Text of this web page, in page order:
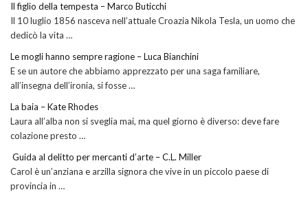
Il figlio della tempesta – Marco Buticchi
Il 10 luglio 1856 nasceva nell’attuale Croazia Nikola Tesla, un uomo che
dedicò la vita …
Le mogli hanno sempre ragione – Luca Bianchini
E se un autore che abbiamo apprezzato per una saga familiare,
all’insegna dell’ironia, si fosse …
La baia – Kate Rhodes
Laura all’alba non si sveglia mai, ma quel giorno è diverso: deve fare
colazione presto …
Guida al delitto per mercanti d’arte – C.L. Miller
Carol è un’anziana e arzilla signora che vive in un piccolo paese di
provincia in …